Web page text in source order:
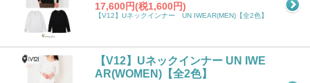
17,600円(税1,600円)
【V12】Uネックインナー UN IWEAR(MEN)【全2色】
【V12】Uネックインナー UN IWE
AR(WOMEN)【全2色】